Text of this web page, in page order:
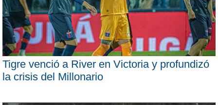
Tigre venció a River en Victoria y profundizó
la crisis del Millonario